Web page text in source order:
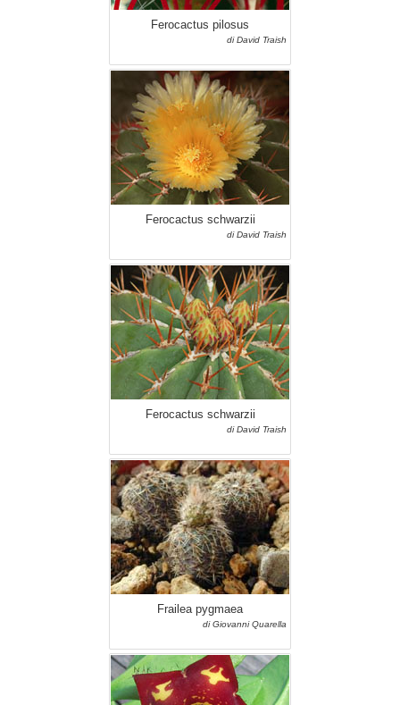
Ferocactus pilosus
di David Traish
Ferocactus schwarzii
di David Traish
Ferocactus schwarzii
di David Traish
Frailea pygmaea
di Giovanni Quarella